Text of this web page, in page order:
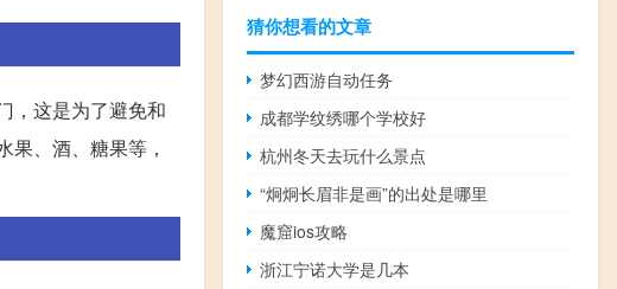
，这是为了避免和
、酒、糖果等，
猜你想看的文章
梦幻西游自动任务
成都学纹绣哪个学校好
杭州冬天去玩什么景点
“炯炯长眉非是画”的出处是哪里
魔窟ios攻略
浙江宁诺大学是几本